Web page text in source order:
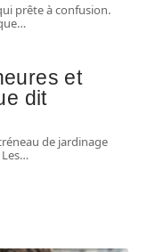
prête à confusion.
…
et
dit
de jardinage
…